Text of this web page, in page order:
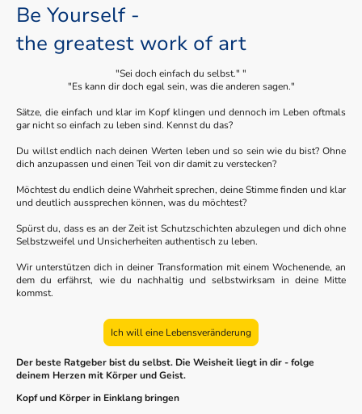
Be Yourself -
the greatest work of art
"Sei doch einfach du selbst." "
"Es kann dir doch egal sein, was die anderen sagen."
Sätze, die einfach und klar im Kopf klingen und dennoch im Leben oftmals
gar nicht so einfach zu leben sind. Kennst du das?
Du willst endlich nach deinen Werten leben und so sein wie du bist? Ohne
dich anzupassen und einen Teil von dir damit zu verstecken?
Möchtest du endlich deine Wahrheit sprechen, deine Stimme finden und klar
und deutlich aussprechen können, was du möchtest?
Spürst du, dass es an der Zeit ist Schutzschichten abzulegen und dich ohne
Selbstzweifel und Unsicherheiten authentisch zu leben.
Wir unterstützen dich in deiner Transformation mit einem Wochenende, an
dem du erfährst, wie du nachhaltig und selbstwirksam in deine Mitte
kommst.
Ich will eine Lebensveränderung
Der beste Ratgeber bist du selbst. Die Weisheit liegt in dir - folge
deinem Herzen mit Körper und Geist.
Kopf und Körper in Einklang bringen